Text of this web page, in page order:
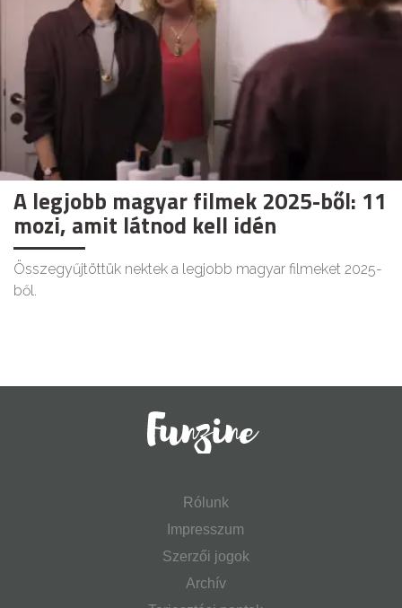
A legjobb magyar filmek 2025-ből: 11
mozi, amit látnod kell idén
Összegyűjtöttük nektek a legjobb magyar filmeket 2025-
ből.
Rólunk
Impresszum
Szerzői jogok
Archív